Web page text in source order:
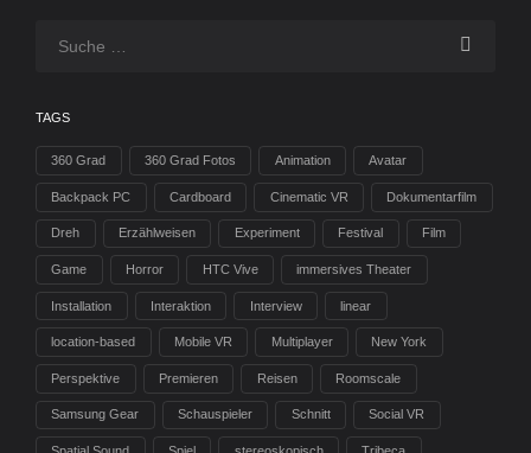
TAGS
360 Grad 360 Grad Fotos Animation Avatar
Backpack PC Cardboard Cinematic VR Dokumentarfilm
Dreh Erzählweisen Experiment Festival Film
Game Horror HTC Vive immersives Theater
Installation Interaktion Interview linear
location-based Mobile VR Multiplayer New York
Perspektive Premieren Reisen Roomscale
Samsung Gear Schauspieler Schnitt Social VR